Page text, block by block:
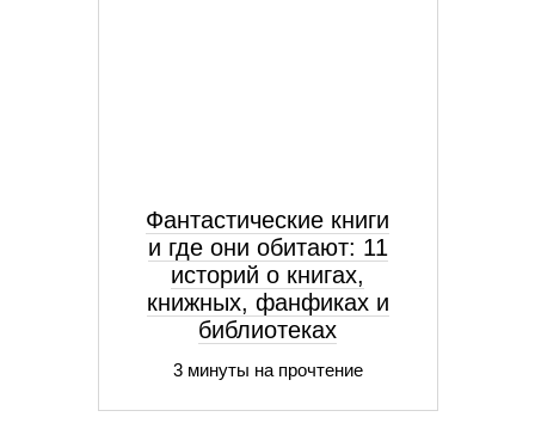
Фантастические книги
и где они обитают: 11
историй о книгах,
книжных, фанфиках и
библиотеках
3 минуты на прочтение